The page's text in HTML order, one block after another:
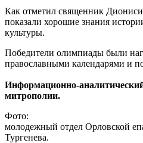
Как отметил священник
показали хорошие знания
культуры.
Победители олимпиады были
православными календарями и
Информационно-
митрополии.
Фото:
молодежный отдел Орловской
Тургенева.